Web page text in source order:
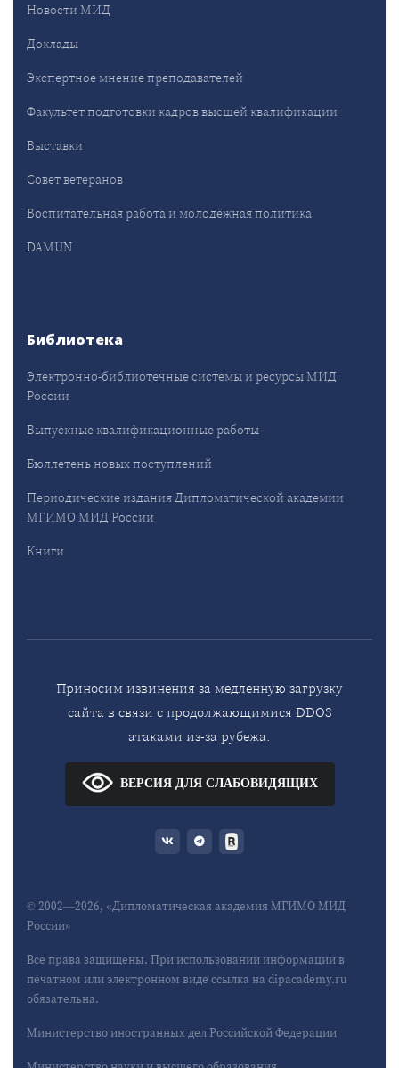
Новости МИД
Доклады
Экспертное мнение преподавателей
Факультет подготовки кадров высшей квалификации
Выставки
Совет ветеранов
Воспитательная работа и молодёжная политика
DAMUN
Библиотека
Электронно-библиотечные системы и ресурсы МИД
России
Выпускные квалификационные работы
Бюллетень новых поступлений
Периодические издания Дипломатической академии
МГИМО МИД России
Книги
Приносим извинения за медленную загрузку
сайта в связи с продолжающимися DDOS
атаками из-за рубежа.
ВЕРСИЯ ДЛЯ СЛАБОВИДЯЩИХ
© 2002—2026, «Дипломатическая академия МГИМО МИД
России»
Все права защищены. При использовании информации в
печатном или электронном виде ссылка на dipacademy.ru
обязательна.
Министерство иностранных дел Российской Федерации